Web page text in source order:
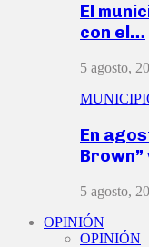
El
con el…
5 agosto,
En
5 agosto,
OPINIÓN
OPINIÓN